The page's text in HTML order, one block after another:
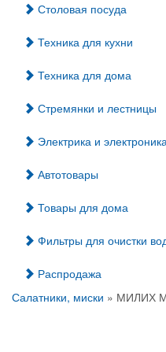
Столовая посуда
Техника для кухни
Техника для дома
Стремянки и лестницы
Электрика и
Автотовары
Товары для дома
Фильтры для очистки
Распродажа
Салатники, миски » МИЛИХ